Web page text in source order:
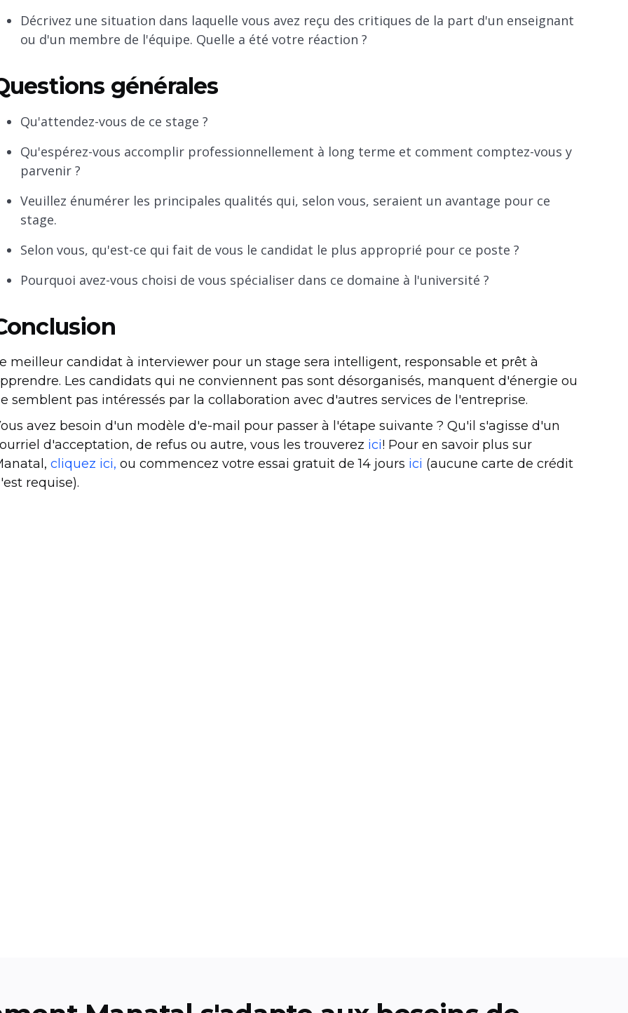
Décrivez une situation dans laquelle vous avez reçu des critiques de la part d'un enseignant
ou d'un membre de l'équipe. Quelle a été votre réaction ?
générales
Qu'attendez-vous de ce stage ?
Qu'espérez-vous accomplir professionnellement à long terme et comment comptez-vous y
parvenir ?
Veuillez énumérer les principales qualités qui, selon vous, seraient un avantage pour ce
stage.
Selon vous, qu'est-ce qui fait de vous le candidat le plus approprié pour ce poste ?
Pourquoi avez-vous choisi de vous spécialiser dans ce domaine à l'université ?
meilleur candidat à interviewer pour un stage sera intelligent, responsable et prêt à
Les candidats qui ne conviennent pas sont désorganisés, manquent d'énergie ou
semblent pas intéressés par la collaboration avec d'autres services de l'entreprise.
avez besoin d'un modèle d'e-mail pour passer à l'étape suivante ? Qu'il s'agisse d'un
d'acceptation, de refus ou autre, vous les trouverez ici! Pour en savoir plus sur
cliquez ici, ou commencez votre essai gratuit de 14 jours ici (aucune carte de crédit
requise).